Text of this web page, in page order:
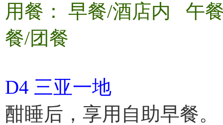
用餐： 早餐/酒店内 午
餐/团餐
D4 三亚一地
酣睡后，享用自助早餐。